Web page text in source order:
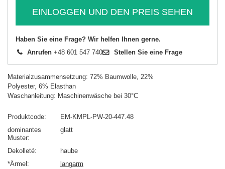
EINLOGGEN UND DEN PREIS SEHEN
Haben Sie eine Frage? Wir helfen Ihnen gerne.
Anrufen +48 601 547 740 Stellen Sie eine Frage
Materialzusammensetzung: 72% Baumwolle, 22%
Polyester, 6% Elasthan
Waschanleitung: Maschinenwäsche bei 30°C
Produktcode
EM-KMPL-PW-20-447.48
dominantes
Muster
glatt
Dekolleté
haube
*Ärmel
langarm